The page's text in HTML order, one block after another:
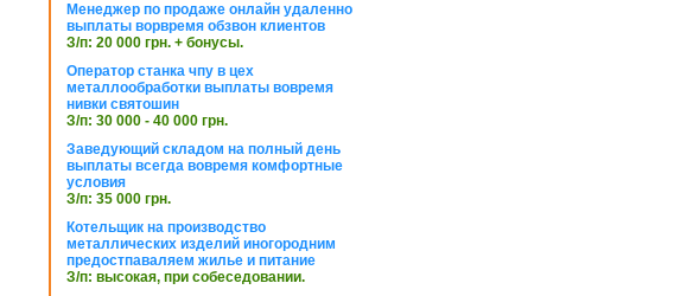
Менеджер по продаже онлайн удаленно
выплаты ворвремя обзвон клиентов
З/п: 20 000 грн. + бонусы.
Оператор станка чпу в цех
металлообработки выплаты вовремя
нивки святошин
З/п: 30 000 - 40 000 грн.
Заведующий складом на полный день
выплаты всегда вовремя комфортные
условия
З/п: 35 000 грн.
Котельщик на производство
металлических изделий иногородним
предостпаваляем жилье и питание
З/п: высокая, при собеседовании.